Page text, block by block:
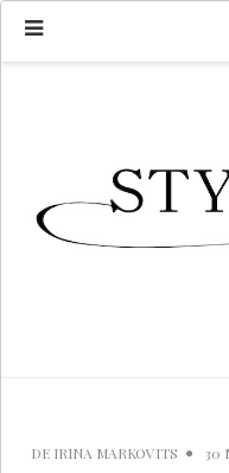
DE IRINA MARKOVITS 30